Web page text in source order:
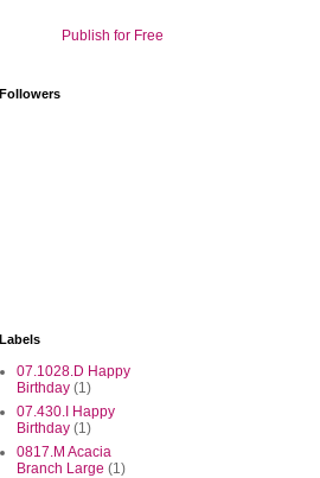
Publish for Free
Followers
Labels
07.1028.D Happy
Birthday (1)
07.430.I Happy
Birthday (1)
0817.M Acacia
Branch Large (1)